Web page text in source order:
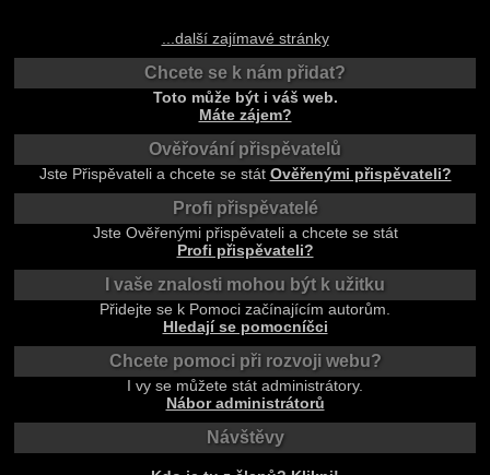
...další zajímavé stránky
Chcete se k nám přidat?
Toto může být i váš web.
Máte zájem?
Ověřování přispěvatelů
Jste Přispěvateli a chcete se stát Ověřenými přispěvateli?
Profi přispěvatelé
Jste Ověřenými přispěvateli a chcete se stát
Profi přispěvateli?
I vaše znalosti mohou být k užitku
Přidejte se k Pomoci začínajícím autorům.
Hledají se pomocníčci
Chcete pomoci při rozvoji webu?
I vy se můžete stát administrátory.
Nábor administrátorů
Návštěvy